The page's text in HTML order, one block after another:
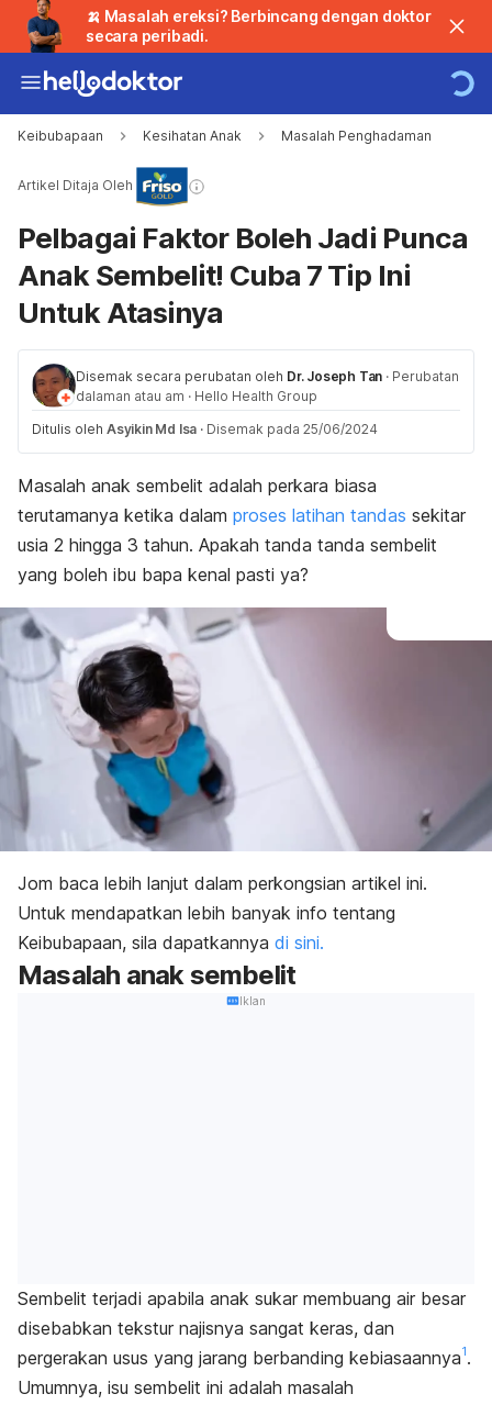
🍌 Masalah ereksi? Berbincang dengan doktor
secara peribadi.
Keibubapaan Kesihatan Anak Masalah Penghadaman
Artikel Ditaja Oleh
Pelbagai Faktor Boleh Jadi Punca
Anak Sembelit! Cuba 7 Tip Ini
Untuk Atasinya
Disemak secara perubatan oleh Dr. Joseph Tan · Perubatan
dalaman atau am · Hello Health Group
Ditulis oleh Asyikin Md Isa · Disemak pada 25/06/2024
Masalah anak sembelit adalah perkara biasa
terutamanya ketika dalam proses latihan tandas sekitar
usia 2 hingga 3 tahun. Apakah tanda tanda sembelit
yang boleh ibu bapa kenal pasti ya?
Jom baca lebih lanjut dalam perkongsian artikel ini.
Untuk mendapatkan lebih banyak info tentang
Keibubapaan, sila dapatkannya di sini.
Masalah anak sembelit
Iklan
Sembelit terjadi apabila anak sukar membuang air besar
disebabkan tekstur najisnya sangat keras, dan
pergerakan usus yang jarang berbanding kebiasaannya1.
Umumnya, isu sembelit ini adalah masalah